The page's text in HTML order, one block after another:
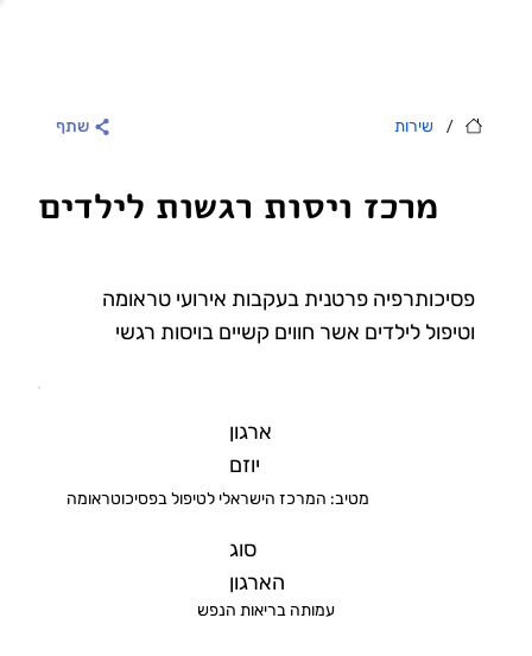
/ שירות
מרכז ויסות רגשות לילדים
שתף
פסיכותרפיה פרטנית בעקבות אירועי טראומה
וטיפול לילדים אשר חווים קשיים בויסות רגשי
ארגון
יוזם
מטיב: המרכז הישראלי לטיפול בפסיכוטראומה
סוג
הארגון
עמותה בריאות הנפש